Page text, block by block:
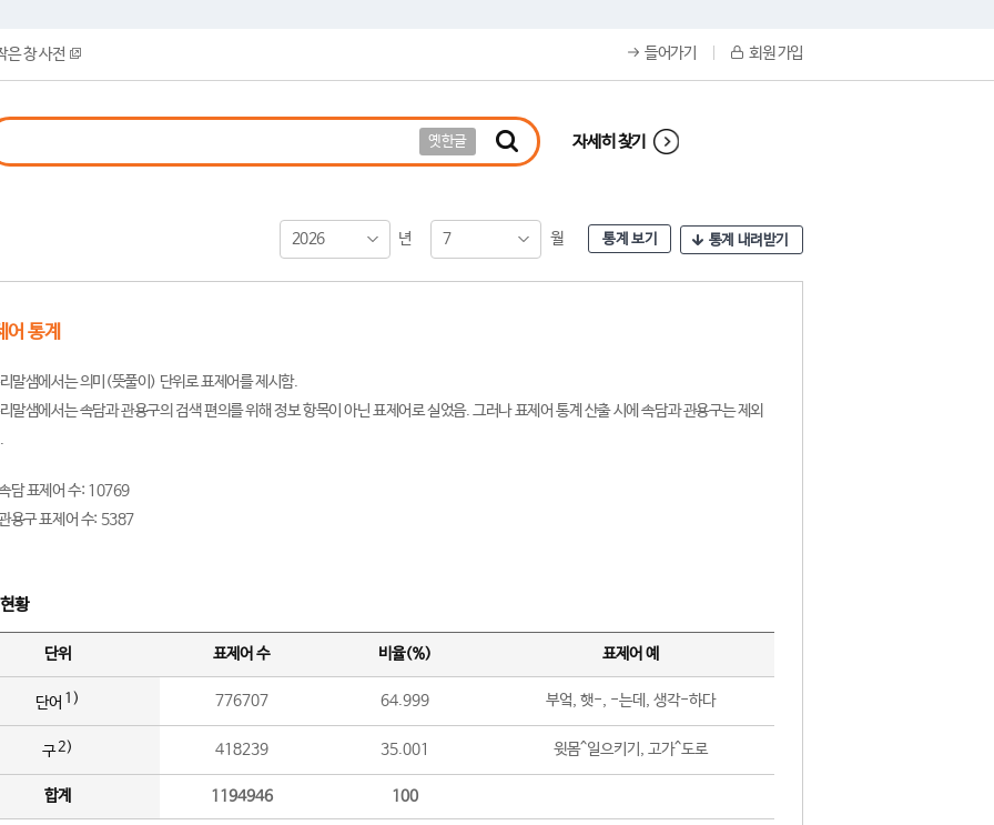
은 창 사전 들어가기 회원 가입
옛한글 자세히 찾기
2026 년 7 월 통계 보기 통계 내려받기
어 통계
말샘에서는 의미(뜻풀이) 단위로 표제어를 제시함.
말샘에서는 속담과 관용구의 검색 편의를 위해 정보 항목이 아닌 표제어로 실었음. 그러나 표제어 통계 산출 시에 속담과 관용구는 제외
담 표제어 수: 10769
용구 표제어 수: 5387
황
단위 표제어 수 비율(%) 표제어 예
단어 1) 776707 64.999 부엌, 햇-, -는데, 생각-하다
구2) 418239 35.001 윗몸^일으키기, 고가^도로
합계 1194946 100